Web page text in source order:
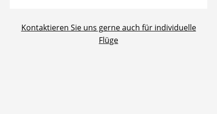
Kontaktieren Sie uns gerne auch für individuelle
Flüge